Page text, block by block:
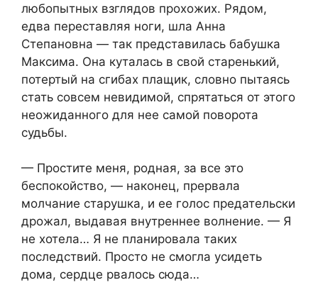
любопытных взглядов прохожих. Рядом,
едва переставляя ноги, шла Анна
Степановна — так представилась бабушка
Максима. Она куталась в свой старенький,
потертый на сгибах плащик, словно пытаясь
стать совсем невидимой, спрятаться от этого
неожиданного для нее самой поворота
судьбы.
— Простите меня, родная, за все это
беспокойство, — наконец, прервала
молчание старушка, и ее голос предательски
дрожал, выдавая внутреннее волнение. — Я
не хотела… Я не планировала таких
последствий. Просто не смогла усидеть
дома, сердце рвалось сюда…